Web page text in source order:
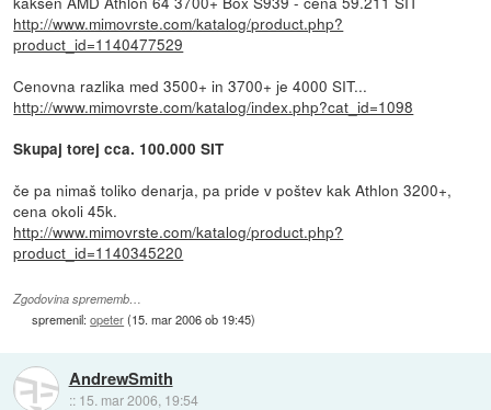
http://www.mimovrste.com/katalog/product.php?
product_id=1140477529
Cenovna razlika med 3500+ in 3700+ je 4000 SIT...
http://www.mimovrste.com/katalog/index.php?cat_id=1098
Skupaj torej cca. 100.000 SIT
če pa nimaš toliko denarja, pa pride v poštev kak Athlon 3200+,
cena okoli 45k.
http://www.mimovrste.com/katalog/product.php?
product_id=1140345220
Zgodovina sprememb…
spremenil:opeter(15. mar 2006 ob 19:45)
AndrewSmith
:: 15. mar 2006, 19:54